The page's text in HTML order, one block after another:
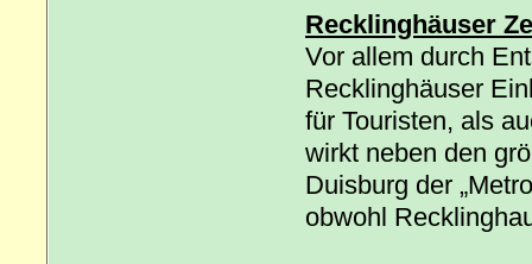
Recklinghäuser
Vor allem durch
Recklinghäuser
für Touristen, als
wirkt neben den
Duisburg der
obwohl